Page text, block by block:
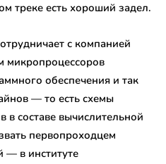
треке есть хороший задел.
с компанией
обеспечения и так
— то есть схемы
в составе вычислительной
первопроходцем
— в институте